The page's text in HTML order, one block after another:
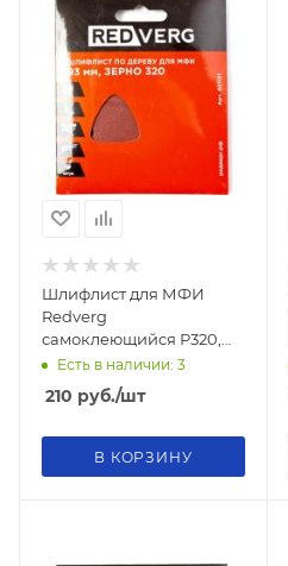
Шлифлист для МФИ
Redverg
самоклеющийся Р320,
93мм (5шт)
Есть в наличии: 3
210 руб./шт
В КОРЗИНУ